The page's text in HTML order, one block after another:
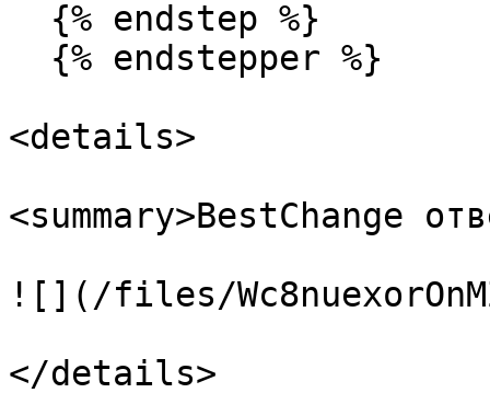
<details>
<summary>BestChange
![](/files/
</details>